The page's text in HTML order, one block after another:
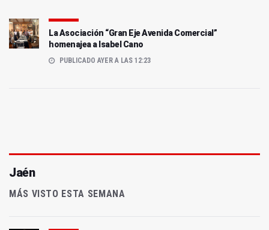
La Asociación “Gran Eje Avenida Comercial”
homenajea a Isabel Cano
PUBLICADO AYER A LAS 12:23
Jaén
MÁS VISTO ESTA SEMANA